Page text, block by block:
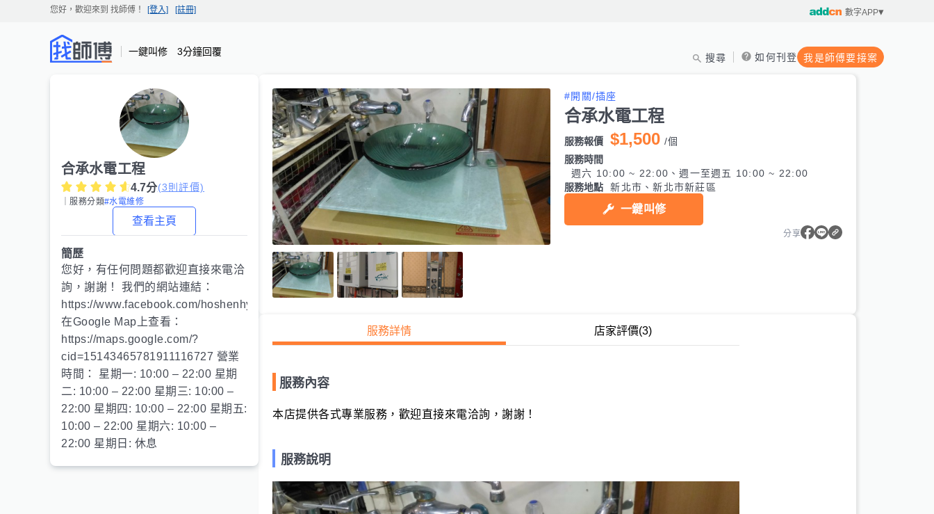
您好，歡迎來到 找師傅 ！ [登入] [註冊] 數字APP
一鍵叫修 3分鐘回覆
搜尋 如何刊登 我是師傅要接案
合承水電工程
4.7分(3則評價)
｜服務分類#水電維修
查看主頁
簡歷
您好，有任何問題都歡迎直接來電洽
詢，謝謝！ 我們的網站連結：
https://www.facebook.com/hoshenhydropowr/
在Google Map上查看：
https://maps.google.com/?
cid=15143465781911116727 營業
時間： 星期一: 10:00 – 22:00 星期
二: 10:00 – 22:00 星期三: 10:00 –
22:00 星期四: 10:00 – 22:00 星期五:
10:00 – 22:00 星期六: 10:00 –
22:00 星期日: 休息
#開關/插座
合承水電工程
服務報價 $1,500 /個
服務時間
週六 10:00 ~ 22:00、週一至週五 10:00 ~ 22:00
服務地點
新北市、新北市新莊區
一鍵叫修
分享
服務詳情 店家評價(3)
服務內容
本店提供各式專業服務，歡迎直接來電洽詢，謝謝！
服務說明